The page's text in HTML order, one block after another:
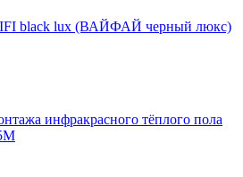
black lux (ВАЙФАЙ черный люкс)